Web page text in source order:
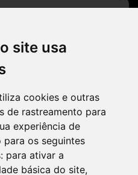
site usa
cookies e outras
de rastreamento para
experiência de
para os seguintes
para ativar a
básica do site,
Complexo Brasil 21, 20º
70322-915 - Brasília/DF
98131-3801.